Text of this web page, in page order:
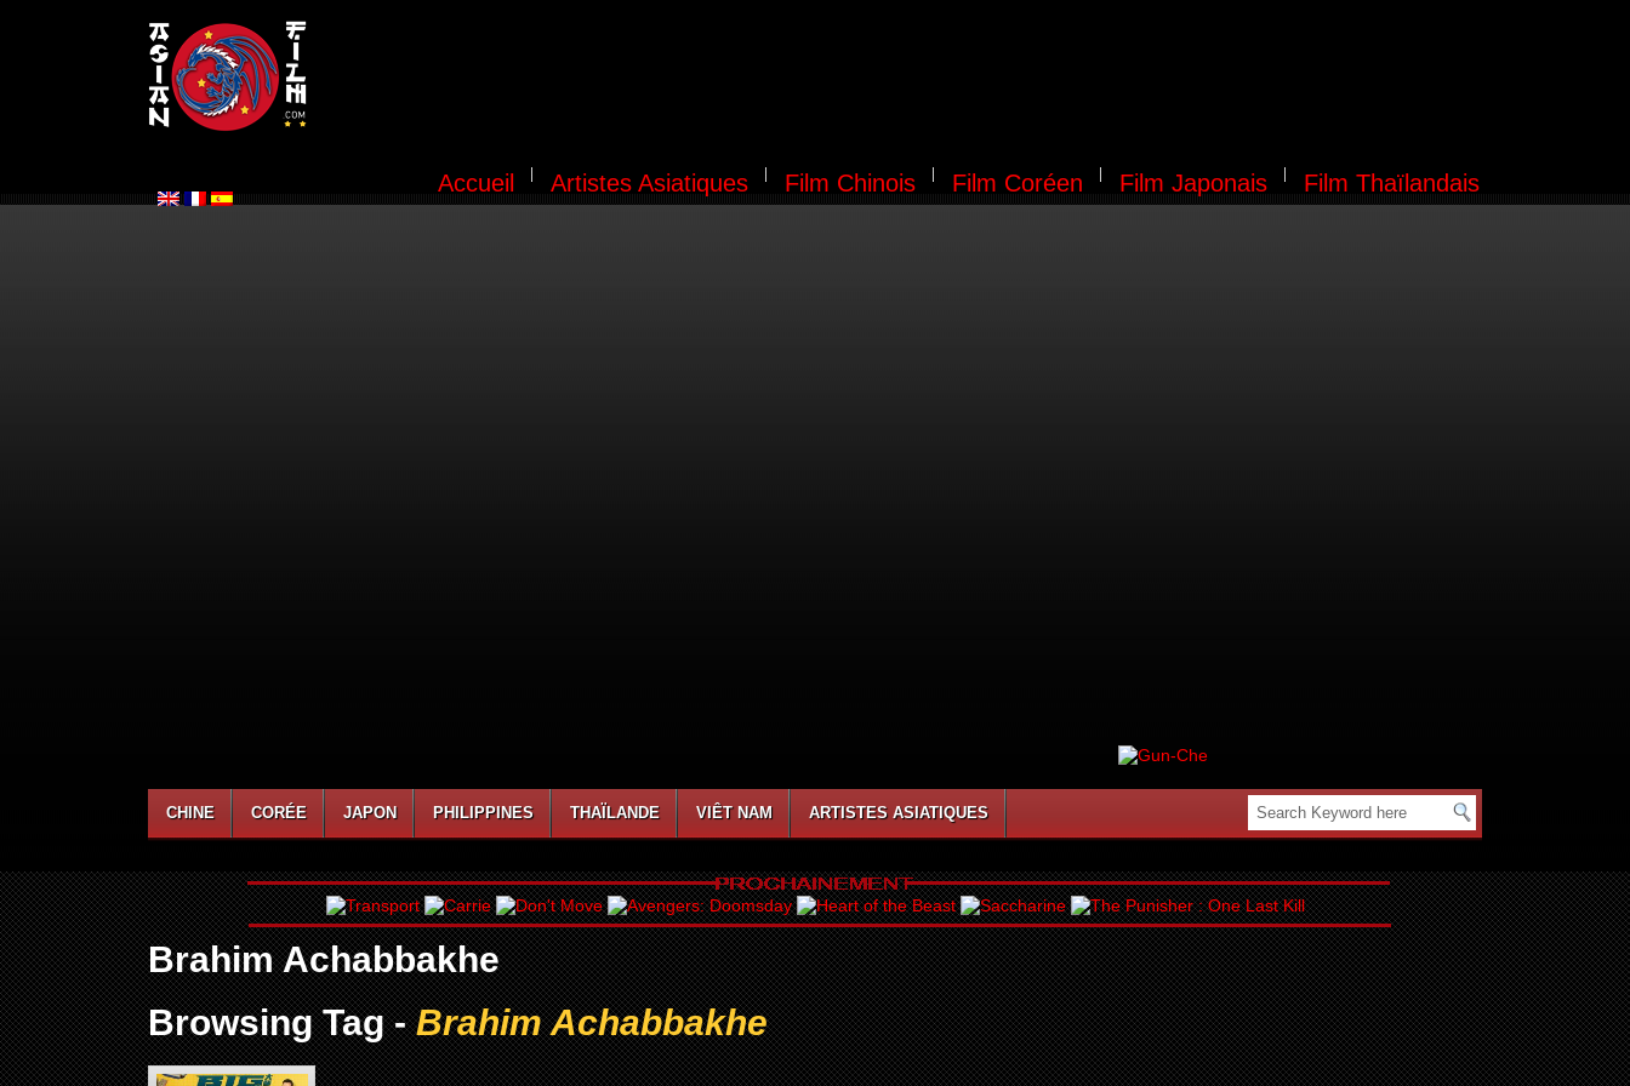
Accueil Artistes Asiatiques Film Chinois Film Coréen Film Japonais Film Thaïlandais
CHINE CORÉE JAPON PHILIPPINES THAÏLANDE VIÊT NAM ARTISTES ASIATIQUES
Brahim Achabbakhe
Browsing Tag -Brahim Achabbakhe